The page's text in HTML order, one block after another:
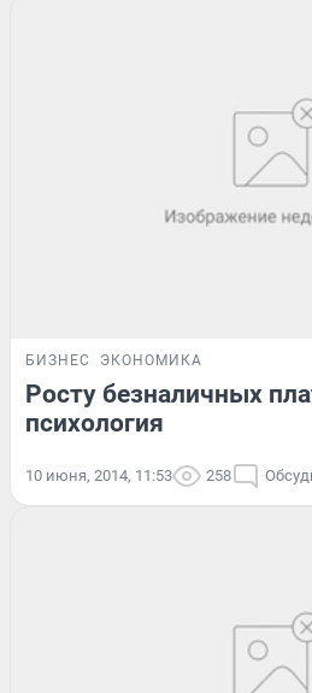
БИЗНЕС ЭКОНОМИКА
Росту безналичных
психология
10 июня, 2014, 11:53 258